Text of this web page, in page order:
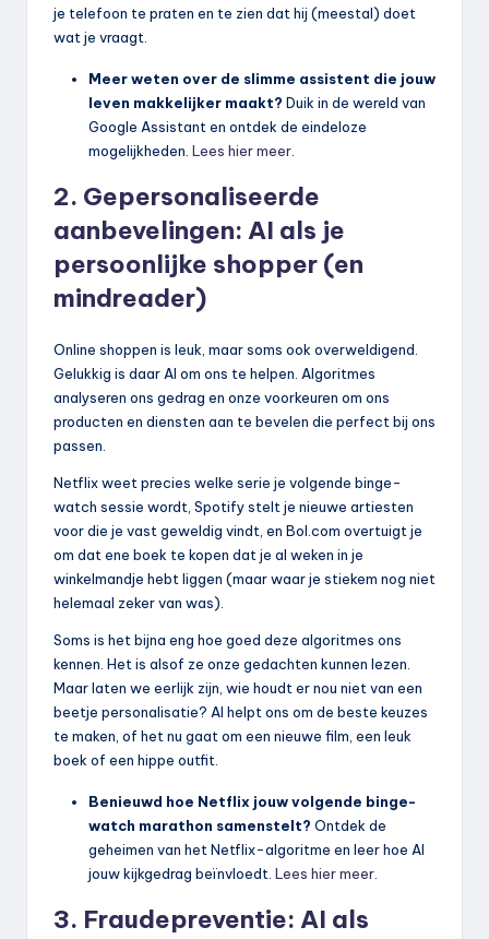
je telefoon te praten en te zien dat hij (meestal) doet
wat je vraagt.
Meer weten over de slimme assistent die jouw
leven makkelijker maakt? Duik in de wereld van
Google Assistant en ontdek de eindeloze
mogelijkheden. Lees hier meer.
2. Gepersonaliseerde
aanbevelingen: AI als je
persoonlijke shopper (en
mindreader)
Online shoppen is leuk, maar soms ook overweldigend.
Gelukkig is daar AI om ons te helpen. Algoritmes
analyseren ons gedrag en onze voorkeuren om ons
producten en diensten aan te bevelen die perfect bij ons
passen.
Netflix weet precies welke serie je volgende binge-
watch sessie wordt, Spotify stelt je nieuwe artiesten
voor die je vast geweldig vindt, en Bol.com overtuigt je
om dat ene boek te kopen dat je al weken in je
winkelmandje hebt liggen (maar waar je stiekem nog niet
helemaal zeker van was).
Soms is het bijna eng hoe goed deze algoritmes ons
kennen. Het is alsof ze onze gedachten kunnen lezen.
Maar laten we eerlijk zijn, wie houdt er nou niet van een
beetje personalisatie? AI helpt ons om de beste keuzes
te maken, of het nu gaat om een nieuwe film, een leuk
boek of een hippe outfit.
Benieuwd hoe Netflix jouw volgende binge-
watch marathon samenstelt? Ontdek de
geheimen van het Netflix-algoritme en leer hoe AI
jouw kijkgedrag beïnvloedt. Lees hier meer.
3. Fraudepreventie: AI als